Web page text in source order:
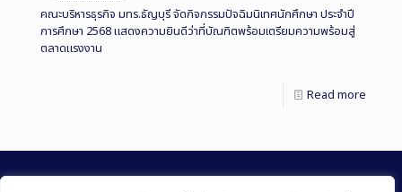
คณะบริหารธุรกิจ มทร.ธัญบุรี จัดกิจกรรมปัจฉิมนิเทศนักศึกษา ประจำปี
การศึกษา 2568 แสดงความยินดีว่าที่บัณฑิตพร้อมเตรียมความพร้อมสู่
ตลาดแรงงาน
Read more